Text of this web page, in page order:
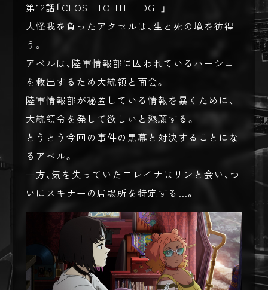
第12話「CLOSE TO THE EDGE」
大怪我を負ったアクセルは、生と死の境を彷徨
う。
アベルは、陸軍情報部に囚われているハーシュ
を救出するため大統領と面会。
陸軍情報部が秘匿している情報を暴くために、
大統領令を発して欲しいと懇願する。
とうとう今回の事件の黒幕と対決することにな
るアベル。
一方、気を失っていたエレイナはリンと会い、つ
いにスキナーの居場所を特定する…。